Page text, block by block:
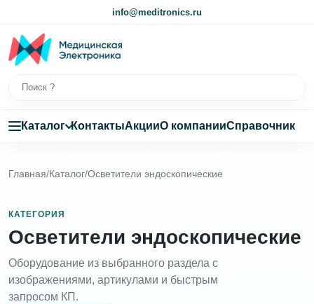
info@meditronics.ru
Каталог КонтактыАкцииО компанииСправочник
Главная/Каталог/Осветители эндоскопические
КАТЕГОРИЯ
Осветители эндоскопические
Оборудование из выбранного раздела с
изображениями, артикулами и быстрым
запросом КП.